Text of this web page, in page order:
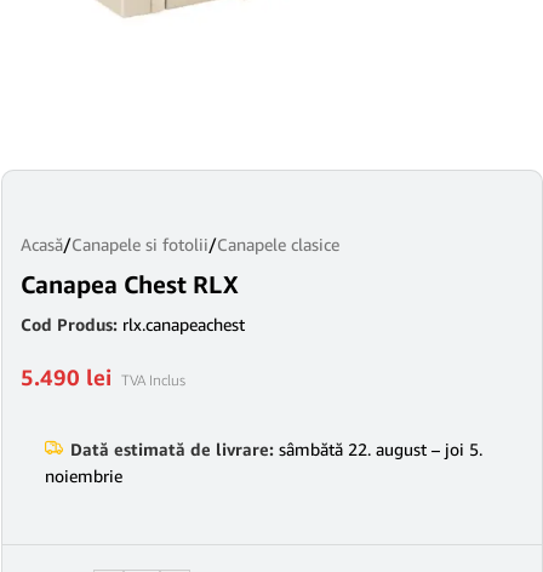
Acasă/Canapele si fotolii/Canapele clasice
Canapea Chest RLX
Cod Produs: rlx.canapeachest
5.490 lei TVA Inclus
Dată estimată de livrare: sâmbătă 22. august – joi 5.
noiembrie